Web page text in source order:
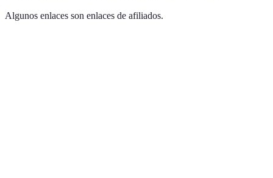
Algunos enlaces son enlaces de afiliados.